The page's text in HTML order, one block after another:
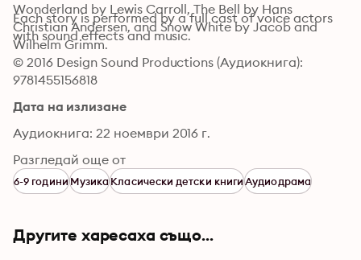
Wonderland by Lewis Carroll, The Bell by Hans
Christian Andersen, and Snow White by Jacob and
Wilhelm Grimm.
Each story is performed by a full cast of voice actors
with sound effects and music.
© 2016 Design Sound Productions (Аудиокнига):
9781455156818
Дата на излизане
Аудиокнига: 22 ноември 2016 г.
Разгледай още от
6-9 годиниМузикаКласически детски книгиАудиодрама
Другите харесаха също...